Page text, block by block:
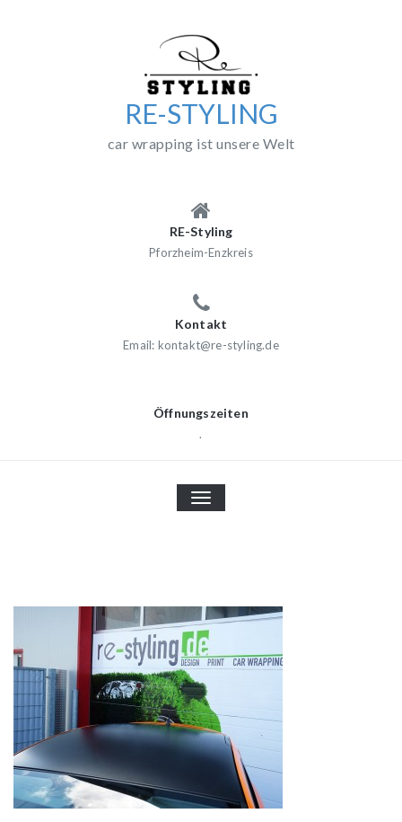
RE-STYLING
car wrapping ist unsere Welt
RE-Styling
Pforzheim-Enzkreis
Kontakt
Email: kontakt@re-styling.de
Öffnungszeiten
.
TOGGLE
NAVIGATION